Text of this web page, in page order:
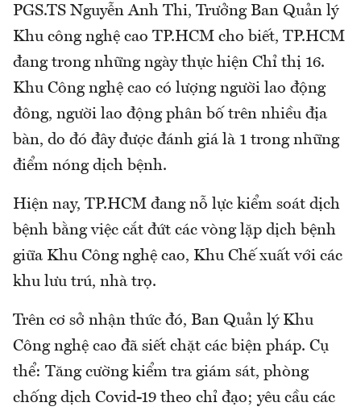
PGS.TS Nguyễn Anh Thi, Trưởng Ban Quản lý
Khu công nghệ cao TP.HCM cho biết, TP.HCM
đang trong những ngày thực hiện Chỉ thị 16.
Khu Công nghệ cao có lượng người lao động
đông, người lao động phân bố trên nhiều địa
bàn, do đó đây được đánh giá là 1 trong những
điểm nóng dịch bệnh.
Hiện nay, TP.HCM đang nỗ lực kiểm soát dịch
bệnh bằng việc cắt đứt các vòng lặp dịch bệnh
giữa Khu Công nghệ cao, Khu Chế xuất với các
khu lưu trú, nhà trọ.
Trên cơ sở nhận thức đó, Ban Quản lý Khu
Công nghệ cao đã siết chặt các biện pháp. Cụ
thể: Tăng cường kiểm tra giám sát, phòng
chống dịch Covid-19 theo chỉ đạo; yêu cầu các